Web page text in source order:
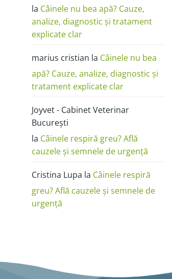
la Câinele nu bea apă? Cauze,
analize, diagnostic și tratament
explicate clar
marius cristian la Câinele nu bea
apă? Cauze, analize, diagnostic și
tratament explicate clar
Joyvet - Cabinet Veterinar
București
la Câinele respiră greu? Află
cauzele și semnele de urgență
Cristina Lupa la Câinele respiră
greu? Află cauzele și semnele de
urgență